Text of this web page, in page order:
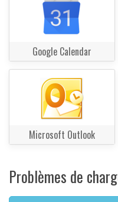
Google Calendar
Microsoft Outlook
Problèmes de